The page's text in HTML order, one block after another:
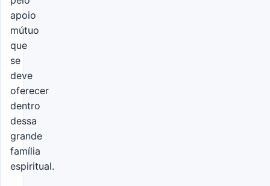
apoio
mútuo
que
se
deve
oferecer
dentro
dessa
grande
família
espiritual.